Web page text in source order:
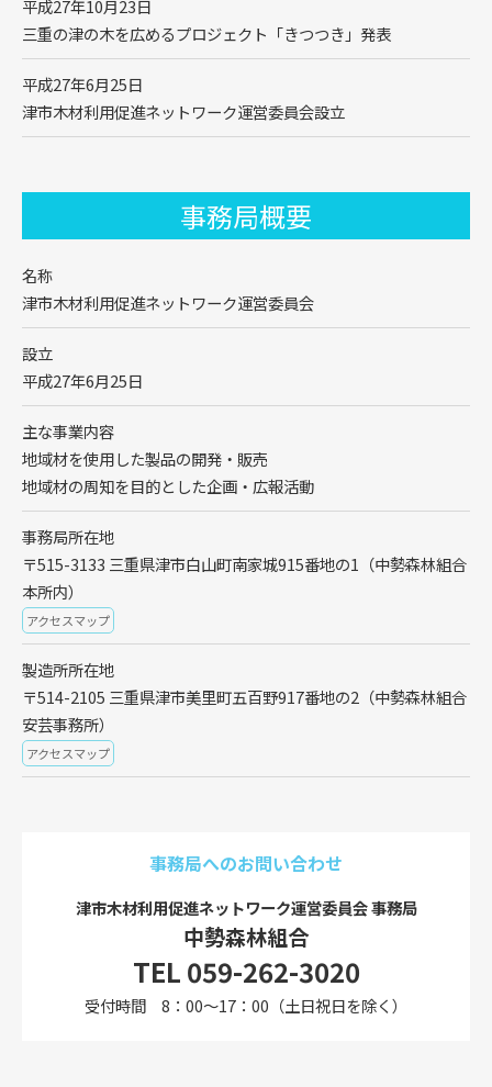
平成27年10月23日
三重の津の木を広めるプロジェクト「きつつき」発表
平成27年6月25日
津市木材利用促進ネットワーク運営委員会設立
事務局概要
名称
津市木材利用促進ネットワーク運営委員会
設立
平成27年6月25日
主な事業内容
地域材を使用した製品の開発・販売
地域材の周知を目的とした企画・広報活動
事務局所在地
〒515-3133 三重県津市白山町南家城915番地の1（中勢森林組合
本所内）
アクセスマップ
製造所所在地
〒514-2105 三重県津市美里町五百野917番地の2（中勢森林組合
安芸事務所）
アクセスマップ
事務局へのお問い合わせ
津市木材利用促進ネットワーク運営委員会 事務局
中勢森林組合
TEL 059-262-3020
受付時間 8：00～17：00（土日祝日を除く）